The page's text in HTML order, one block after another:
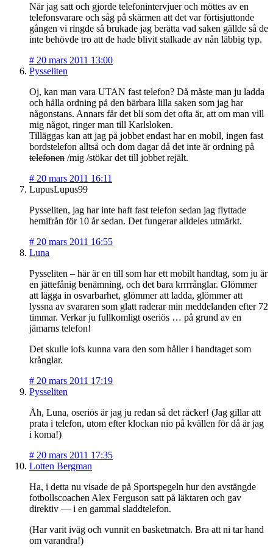
När jag satt och gjorde telefonintervjuer och möttes av en
telefonsvarare och såg på skärmen att det var förtisjuttonde
gången vi ringde så brukade jag berätta vad saken gällde så de
inte behövde tro att de hade blivit stalkade av nån läbbig typ.
# 20 mars 2011 13:00
Pysseliten
Oj, kan man vara UTAN fast telefon? Då måste man ju ladda
och hålla ordning på den bärbara lilla saken som jag har
någonstans. Annars får det bli som det ofta är, att om man vill
mig något, ringer man till Karlsloken.
Tilläggas kan att jag på jobbet endast har en mobil, ingen fast
bordstelefon alltså och dom dagar då det inte är ordning på
telefonen /mig /stökar det till jobbet rejält.
# 20 mars 2011 16:11
LupusLupus99
Pysseliten, jag har inte haft fast telefon sedan jag flyttade
hemifrån för 10 år sedan. Det fungerar alldeles utmärkt.
# 20 mars 2011 16:55
Luna
Pysseliten – här är en till som har ett mobilt handtag, som ju är
en jättefånig benämning, och det bara krrrrånglar. Glömmer
att lägga in osvarbarhet, glömmer att ladda, glömmer att
lyssna av svararen som glatt raderar min meddelanden efter 72
timmar. Verkar ju fullkomligt oseriös … på grund av en
jämarns telefon!
Det skulle iofs kunna vara den som håller i handtaget som
krånglar.
# 20 mars 2011 17:19
Pysseliten
Åh, Luna, oseriös är jag ju redan så det räcker! (Jag gillar att
prata i telefon, utom efter klockan nio på kvällen för då är jag
i koma!)
# 20 mars 2011 17:35
Lotten Bergman
Ha, i detta nu visade de på Sportspegeln hur den avstängde
fotbollscoachen Alex Ferguson satt på läktaren och gav
direktiv — i en gammal sladdtelefon.
(Har varit iväg och vunnit en basketmatch. Bra att ni tar hand
om varandra!)